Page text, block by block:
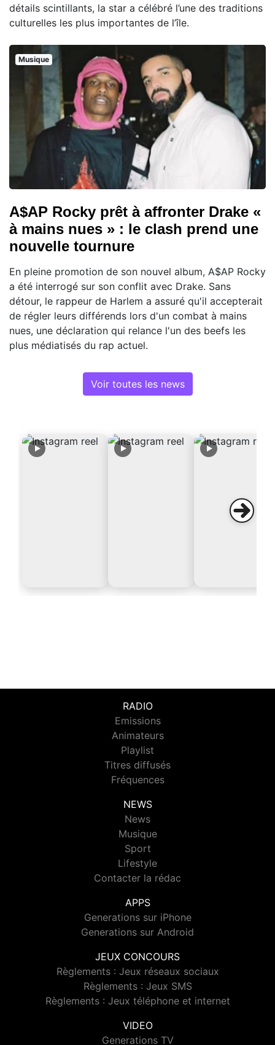
détails scintillants, la star a célébré l’une des traditions
culturelles les plus importantes de l’île.
Musique
A$AP Rocky prêt à affronter Drake «
à mains nues » : le clash prend une
nouvelle tournure
En pleine promotion de son nouvel album, A$AP Rocky
a été interrogé sur son conflit avec Drake. Sans
détour, le rappeur de Harlem a assuré qu'il accepterait
de régler leurs différends lors d'un combat à mains
nues, une déclaration qui relance l'un des beefs les
plus médiatisés du rap actuel.
Voir toutes les news
RADIO
Emissions
Animateurs
Playlist
Titres diffusés
Fréquences
NEWS
News
Musique
Sport
Lifestyle
Contacter la rédac
APPS
Generations sur iPhone
Generations sur Android
JEUX CONCOURS
Règlements : Jeux réseaux sociaux
Règlements : Jeux SMS
Règlements : Jeux téléphone et internet
VIDEO
Generations TV